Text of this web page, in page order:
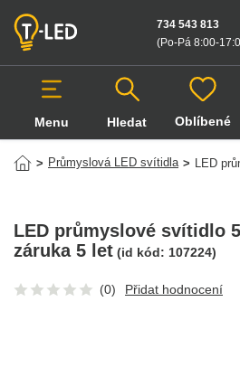
734 543 813
(Po-Pá 8:00-
Menu Hledat
Hledat v produktech
Oblíbené
> Průmyslová LED svítidla > LED
LED průmyslové svítidlo
záruka 5 let (id kód: 107224)
(0) Přidat hodnocení